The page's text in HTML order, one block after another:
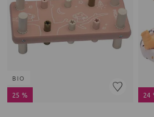
BIO
25 % 24